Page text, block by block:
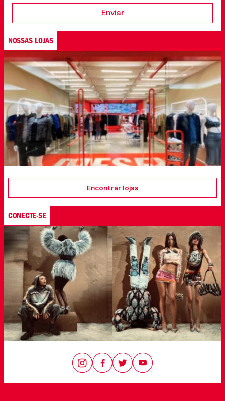
Enviar
NOSSAS LOJAS
Encontrar lojas
CONECTE-SE